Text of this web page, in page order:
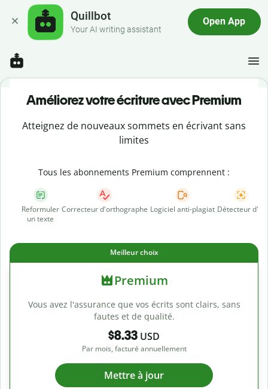
Quillbot
Your AI writing assistant
Open App
Améliorez votre écriture avec Premium
Atteignez de nouveaux sommets en écrivant sans
limites
Tous les abonnements Premium comprennent :
Reformuler
un texte
Correcteur d'orthographe Logiciel anti-plagiat Détecteur d'IA
Meilleur choix
Premium
Vous avez l'assurance que vos écrits sont clairs, sans
fautes et de qualité.
$8.33 USD
Par mois, facturé annuellement
Mettre à jour